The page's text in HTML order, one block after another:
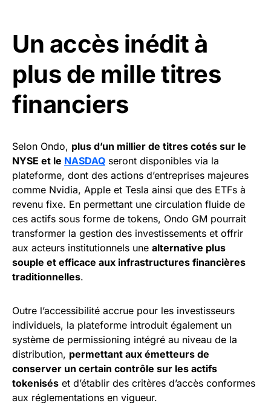
Un accès inédit à
plus de mille titres
financiers
Selon Ondo, plus d’un millier de titres cotés sur le
NYSE et le NASDAQ seront disponibles via la
plateforme, dont des actions d’entreprises majeures
comme Nvidia, Apple et Tesla ainsi que des ETFs à
revenu fixe. En permettant une circulation fluide de
ces actifs sous forme de tokens, Ondo GM pourrait
transformer la gestion des investissements et offrir
aux acteurs institutionnels une alternative plus
souple et efficace aux infrastructures financières
traditionnelles.
Outre l’accessibilité accrue pour les investisseurs
individuels, la plateforme introduit également un
système de permissioning intégré au niveau de la
distribution, permettant aux émetteurs de
conserver un certain contrôle sur les actifs
tokenisés et d’établir des critères d’accès conformes
aux réglementations en vigueur.